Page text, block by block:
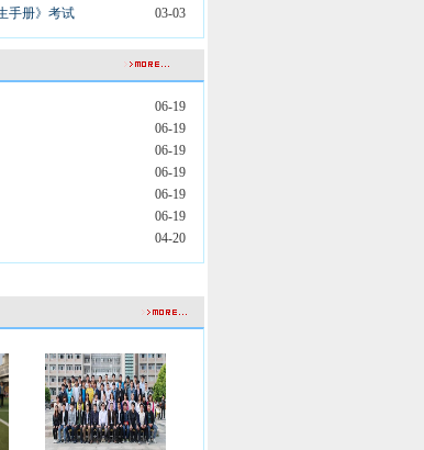
手册》考试
03-03
06-19
06-19
06-19
06-19
06-19
06-19
04-20